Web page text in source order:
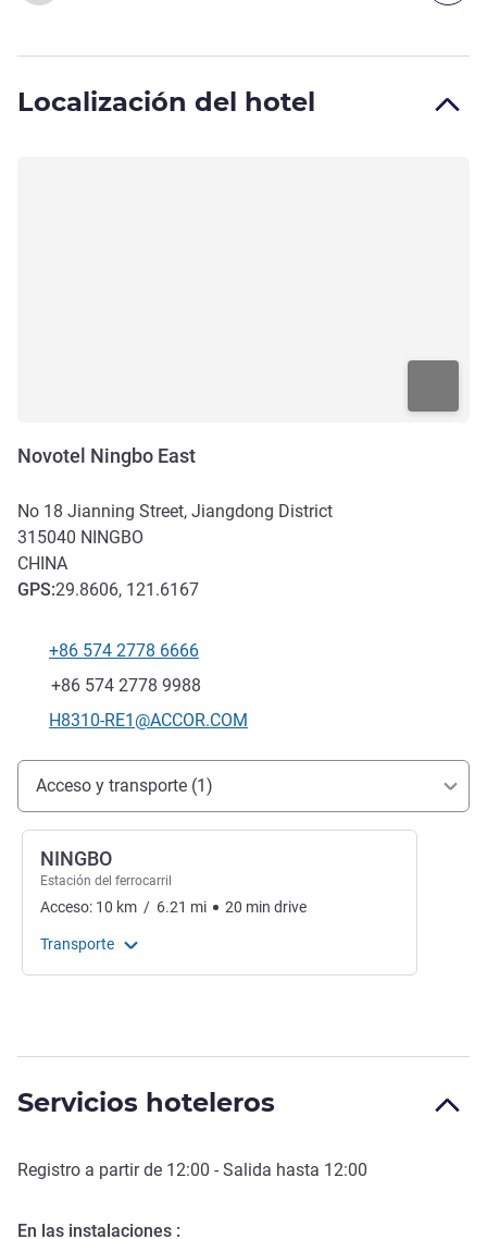
Localización del hotel
Novotel Ningbo East
No 18 Jianning Street, Jiangdong District
315040 NINGBO
CHINA
GPS:29.8606, 121.6167
Teléfono
+86 574 2778 6666
Fax
+86 574 2778 9988
Correo electrónico de contacto
H8310-RE1@ACCOR.COM
Acceso y transporte
Acceso y transporte (1)
NINGBO
Estación del ferrocarril
Acceso: 10 km / 6.21 mi 20 min drive
Transporte
Servicios hoteleros
Registro a partir de 12:00 - Salida hasta 12:00
En las instalaciones